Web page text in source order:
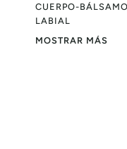
CUERPO-BÁLSAMO
LABIAL
MOSTRAR MÁS